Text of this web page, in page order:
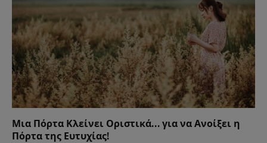
Μια Πόρτα Κλείνει Οριστικά… για να Ανοίξει η
Πόρτα της Ευτυχίας!